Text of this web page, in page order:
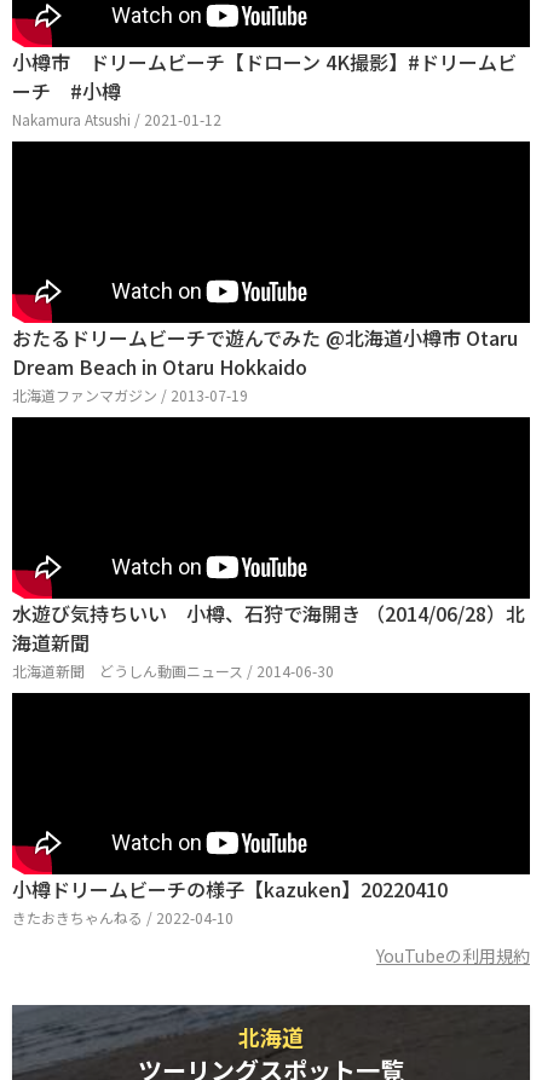
小樽市 ドリームビーチ【ドローン 4K撮影】#ドリームビ
ーチ #小樽
Nakamura Atsushi / 2021-01-12
おたるドリームビーチで遊んでみた @北海道小樽市 Otaru
Dream Beach in Otaru Hokkaido
北海道ファンマガジン / 2013-07-19
水遊び気持ちいい 小樽、石狩で海開き （2014/06/28）北
海道新聞
北海道新聞 どうしん動画ニュース / 2014-06-30
小樽ドリームビーチの様子【kazuken】20220410
きたおきちゃんねる / 2022-04-10
YouTubeの利用規約
北海道
ツーリングスポット一覧